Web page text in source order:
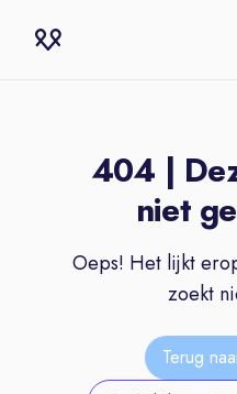
404 |
niet
Oeps! Het lijkt
zoekt
Terug